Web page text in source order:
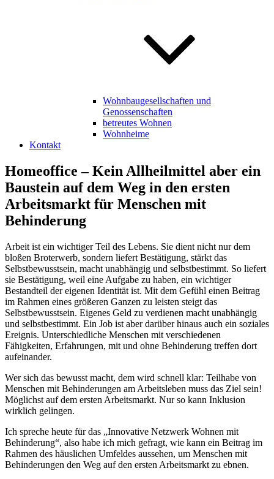
Wohnbaugesellschaften und
Genossenschaften
betreutes Wohnen
Wohnheime
Kontakt
Homeoffice – Kein Allheilmittel aber ein
Baustein auf dem Weg in den ersten
Arbeitsmarkt für Menschen mit
Behinderung
Arbeit ist ein wichtiger Teil des Lebens. Sie dient nicht nur dem
bloßen Broterwerb, sondern liefert Bestätigung, stärkt das
Selbstbewusstsein, macht unabhängig und selbstbestimmt. So liefert
sie Bestätigung, weil eine Aufgabe zu haben, ein wichtiger
Bestandteil der eigenen Identität ist. Mit dem Gefühl einen Beitrag
im Rahmen eines größeren Ganzen zu leisten steigt das
Selbstbewusstsein. Eigenes Geld zu verdienen macht unabhängig
und selbstbestimmt. Ein Job ist aber darüber hinaus auch ein soziales
Ereignis. Unterschiedliche Menschen mit verschiedenen
Fähigkeiten, Erfahrungen, mit und ohne Behinderung treffen dort
aufeinander.
Wer sich das bewusst macht, dem wird schnell klar: Teilhabe von
Menschen mit Behinderungen am Arbeitsleben muss das Ziel sein!
Möglichst auf dem ersten Arbeitsmarkt. Nur so kann Inklusion
wirklich gelingen.
Ich spreche heute für das „Innovative Netzwerk Wohnen mit
Behinderung“, also habe ich mich gefragt, wie kann ein Beitrag im
Rahmen des häuslichen Umfeldes aussehen, um Menschen mit
Behinderungen den Weg auf den ersten Arbeitsmarkt zu ebnen.